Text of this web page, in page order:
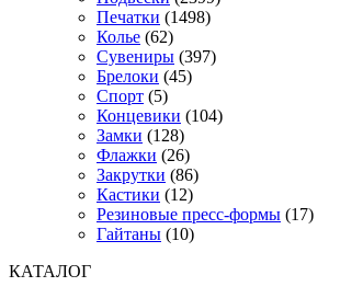
Печатки (1498)
Колье (62)
Сувениры (397)
Брелоки (45)
Спорт (5)
Концевики (104)
Замки (128)
Флажки (26)
Закрутки (86)
Кастики (12)
Резиновые пресс-формы (17)
Гайтаны (10)
КАТАЛОГ